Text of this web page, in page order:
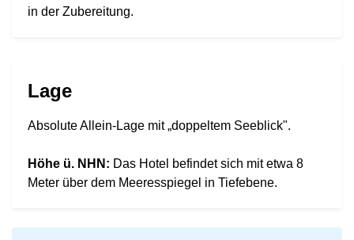
in der Zubereitung.
Lage
Absolute Allein-Lage mit „doppeltem Seeblick".
Höhe ü. NHN: Das Hotel befindet sich mit etwa 8
Meter über dem Meeresspiegel in Tiefebene.